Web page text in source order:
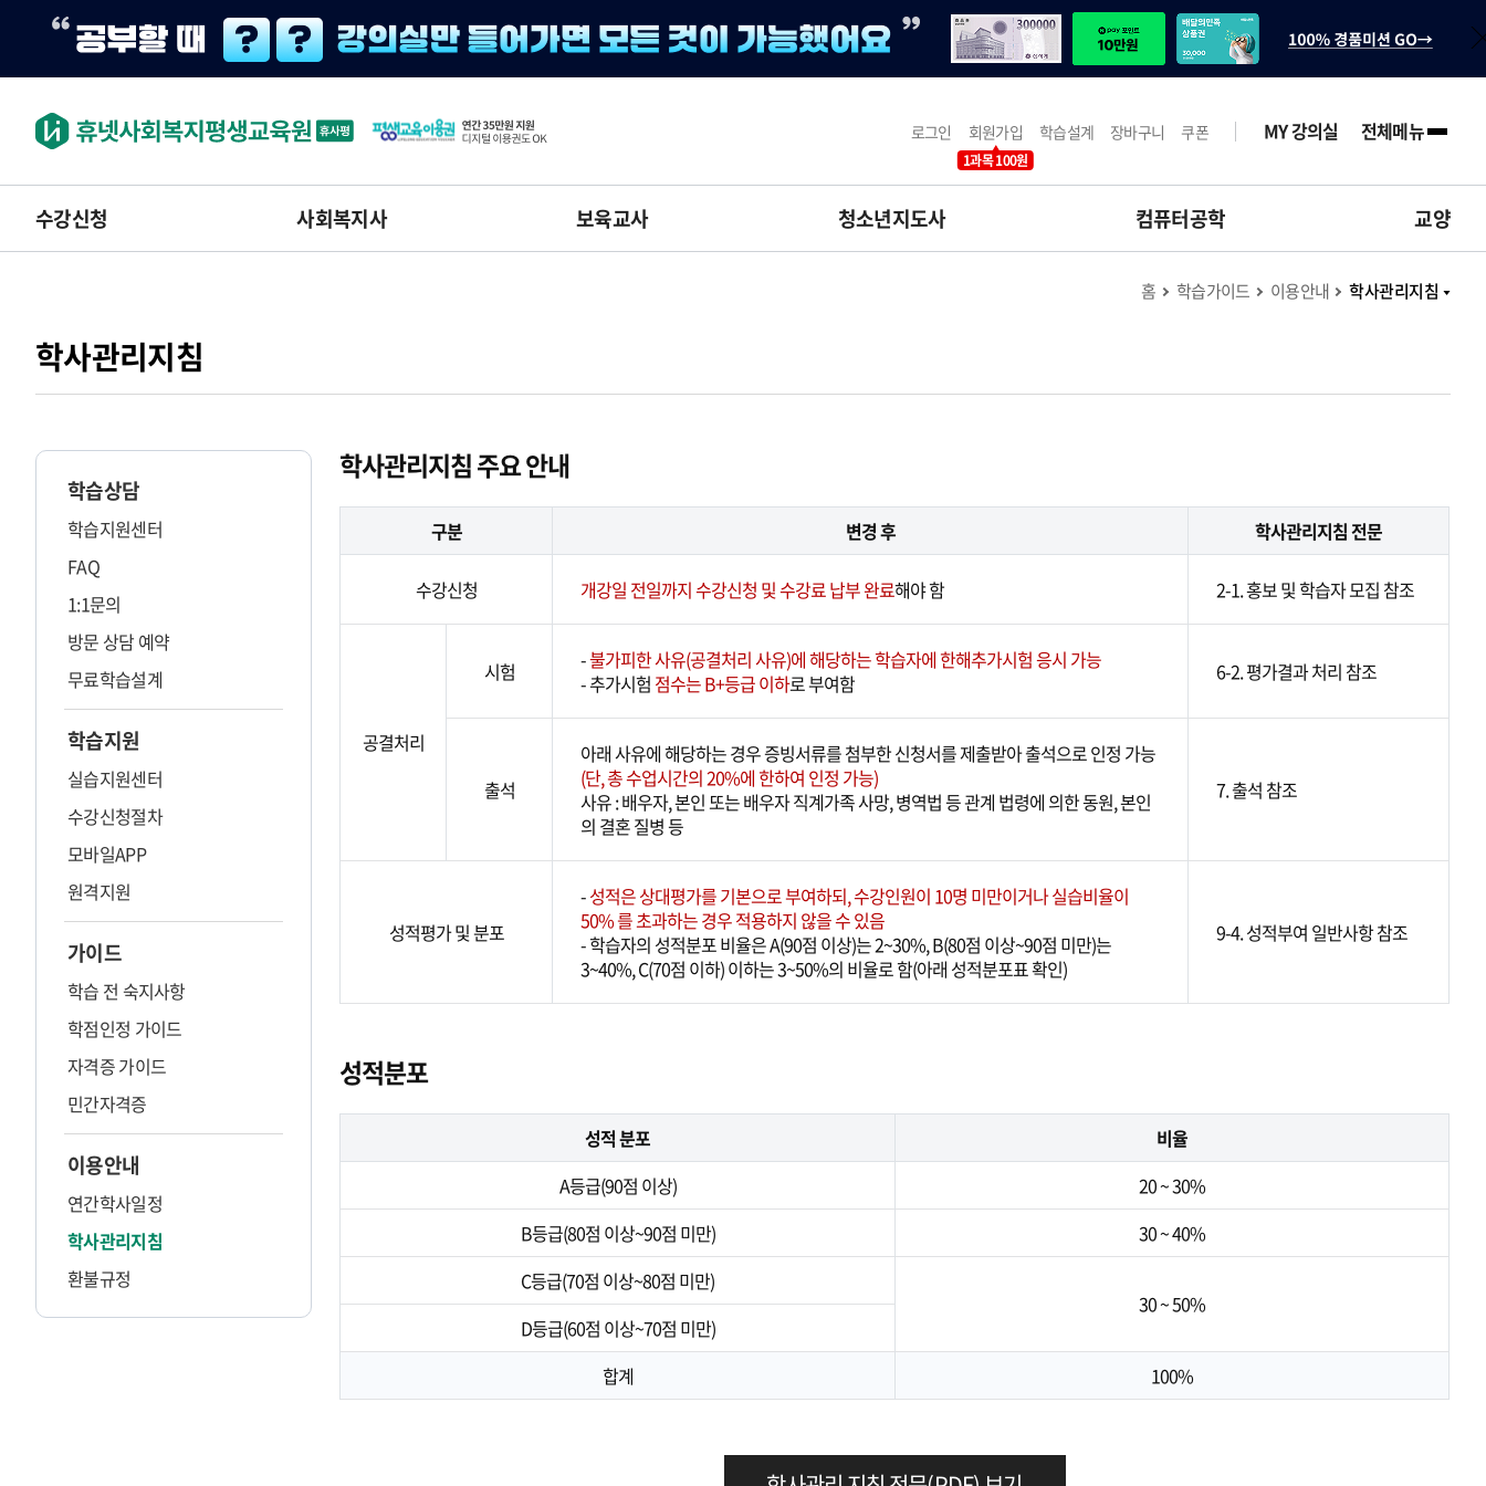
로그인 회원가입
1과목 100원
학습설계 장바구니 쿠폰 MY 강의실 전체메뉴
수강신청 사회복지사 보육교사 청소년지도사 컴퓨터공학 교양
홈 학습가이드 이용안내 학사관리지침
학사관리지침
학습상담
학습지원센터
FAQ
1:1문의
방문 상담 예약
무료학습설계
학습지원
실습지원센터
수강신청절차
모바일APP
원격지원
가이드
학습 전 숙지사항
학점인정 가이드
자격증 가이드
민간자격증
이용안내
연간학사일정
학사관리지침
환불규정
학사관리지침 주요 안내
구분 변경 후 학사관리지침 전문
수강신청 개강일 전일까지 수강신청 및 수강료 납부 완료해야 함 2-1. 홍보 및 학습자 모집 참조
공결처리
시험 -불가피한 사유(공결처리 사유)에 해당하는 학습자에 한해추가시험 응시 가능
- 추가시험 점수는 B+등급 이하로 부여함 6-2. 평가결과 처리 참조
출석
아래 사유에 해당하는 경우 증빙서류를 첨부한 신청서를 제출받아 출석으로 인정 가능
(단, 총 수업시간의 20%에 한하여 인정 가능)
사유 : 배우자, 본인 또는 배우자 직계가족 사망, 병역법 등 관계 법령에 의한 동원, 본인
의 결혼 질병 등
7. 출석 참조
성적평가 및 분포
-성적은 상대평가를 기본으로 부여하되, 수강인원이 10명 미만이거나 실습비율이
50% 를 초과하는 경우 적용하지 않을 수 있음
- 학습자의 성적분포 비율은 A(90점 이상)는 2~30%, B(80점 이상~90점 미만)는
3~40%, C(70점 이하) 이하는 3~50%의 비율로 함(아래 성적분포표 확인)
9-4. 성적부여 일반사항 참조
성적분포
성적 분포
비율
A등급(90점 이상)
20 ~ 30%
B등급(80점 이상~90점 미만)
30 ~ 40%
C등급(70점 이상~80점 미만)
30 ~ 50%
D등급(60점 이상~70점 미만)
합계
100%